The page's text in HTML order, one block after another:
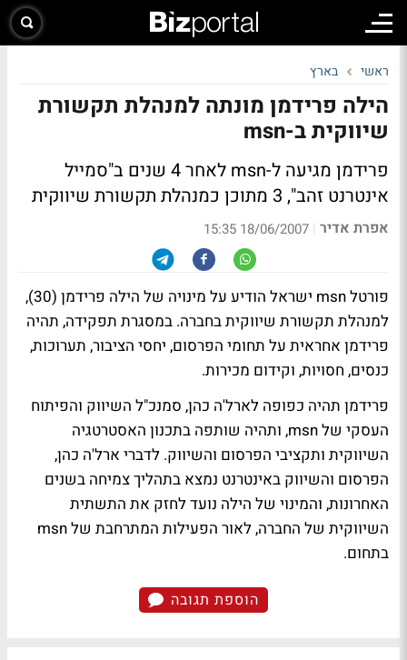
ראשי בארץ
הילה פרידמן מונתה למנהלת תקשורת
שיווקית ב-msn
פרידמן מגיעה ל-msn לאחר 4 שנים ב"סמייל
אינטרנט זהב", 3 מתוכן כמנהלת תקשורת שיווקית
אפרת אדיר |
18/06/2007 15:35
פורטל msn ישראל הודיע על מינויה של הילה פרידמן (30),
למנהלת תקשורת שיווקית בחברה. במסגרת תפקידה, תהיה
פרידמן אחראית על תחומי הפרסום, יחסי הציבור, תערוכות,
כנסים, חסויות, וקידום מכירות.
פרידמן תהיה כפופה לארל'ה כהן, סמנכ"ל השיווק והפיתוח
העסקי של msn, ותהיה שותפה בתכנון האסטרטגיה
השיווקית ותקציבי הפרסום והשיווק. לדברי ארל'ה כהן,
הפרסום והשיווק באינטרנט נמצא בתהליך צמיחה בשנים
האחרונות, והמינוי של הילה נועד לחזק את התשתית
השיווקית של החברה, לאור הפעילות המתרחבת של msn
בתחום.
הוספת תגובה